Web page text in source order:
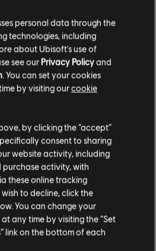
passo em direção ao sucesso na
deles!
estão fazendo a sua alma de pirata se
dos entrepostos e dos covis, todos
Antes de começar, tire um tempo para
ao redor, para caso precise de uma
a sua luneta para fazer o
úteis da região. Veja os tipos de
deverá esperar, qual facção comanda o
tipo de saque vai obter. Você pode
se não for a sua praia, mas tenha
está se metendo e pode acabar dando
personal data through the
technologies, including
about Ubisoft's use of
see our Privacy Policyand
. You can set your cookies
by visiting ourcookie
by clicking the “accept”
consent to sharing
website activity, including
purchase activity, with
these online tracking
to decline, click the
You can change your
any time by visiting the “Set
link on the bottom of each